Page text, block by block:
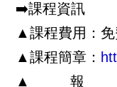
➡️課程資訊
▲課程費用：
▲課程簡章 ：
▲